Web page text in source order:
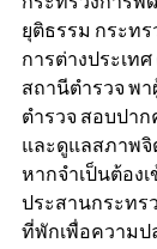
ยุติธรรม กระทร
การต่างประเท
สถานีตำรวจ พา
ตำรวจ สอบปาก
และดูแลสภาพจิ
หากจำเป็นต้อง
ประสานกระทร
ที่พักเพื่อความ